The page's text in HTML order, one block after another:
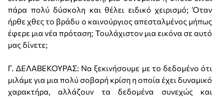
πάρα πολύ δύσκολη και θέλει ειδικό χειρισμό; Όταν
ήρθε χθες το βράδυ ο καινούργιος απεσταλμένος μήπως
έφερε μια νέα πρόταση; Τουλάχιστον μια εικόνα σε αυτό
μας δίνετε;
Γ. ΔΕΛΑΒΕΚΟΥΡΑΣ: Να ξεκινήσουμε με το δεδομένο ότι
μιλάμε για μια πολύ σοβαρή κρίση η οποία έχει δυναμικό
χαρακτήρα, αλλάζουν τα δεδομένα συνεχώς και